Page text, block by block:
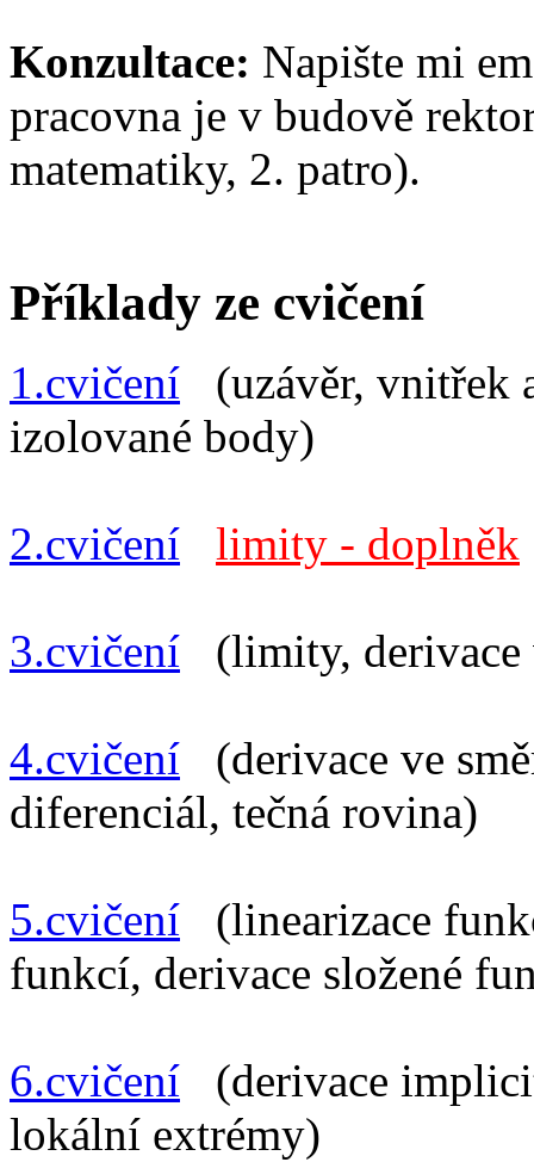
Konzultace: Napište mi
pracovna je v budově
matematiky, 2. patro).
Příklady ze cvičení
1.cvičení (uzávěr, vnitřek
izolované body)
2.cvičení limity - doplněk
3.cvičení (limity, derivace
4.cvičení (derivace ve
diferenciál, tečná rovina)
5.cvičení (linearizace
funkcí, derivace složené
6.cvičení (derivace
lokální extrémy)